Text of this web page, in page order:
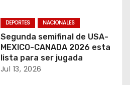
DEPORTES NACIONALES
Segunda semifinal de USA-
MEXICO-CANADA 2026 esta
lista para ser jugada
Jul 13, 2026